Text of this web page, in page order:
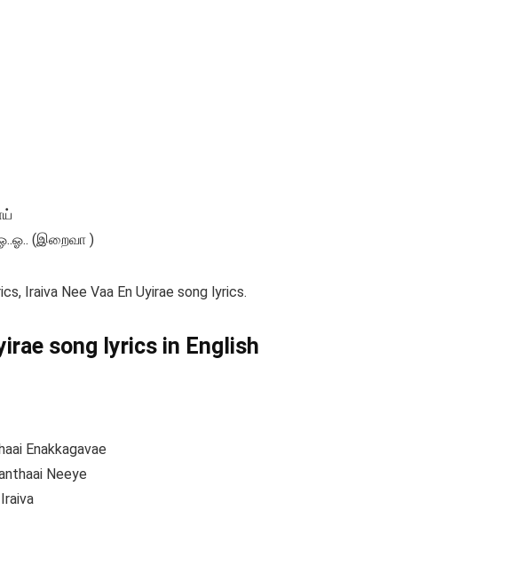
(இறைவா )
Iraiva Nee Vaa En Uyirae song lyrics.
song lyrics in English
Enakkagavae
Neeye